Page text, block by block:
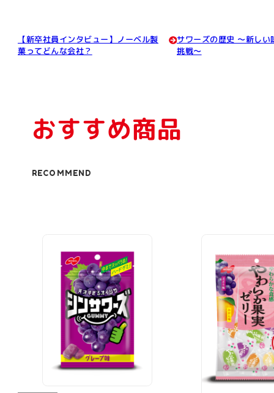
【新卒社員インタビュー】ノーベル製
菓ってどんな会社？
サワーズの歴史 ～新しい
挑戦～
おすすめ商品
RECOMMEND